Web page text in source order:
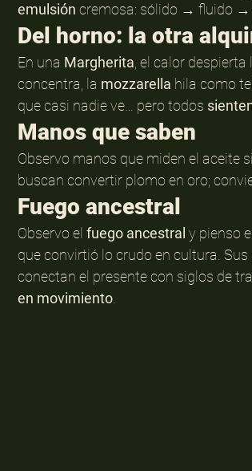
emulsión cremosa: sólido → fluido →
Del horno: la otra
En una Margherita , el calor despierta
concentra, la mozzarella hila como
que casi nadie ve… pero todos
Manos que saben
Observo manos que miden el aceite
buscan convertir plomo en oro;
Fuego ancestral
Observo el fuego ancestral y pienso
que convirtió lo crudo en cultura.
conectan el presente con siglos de
en movimiento